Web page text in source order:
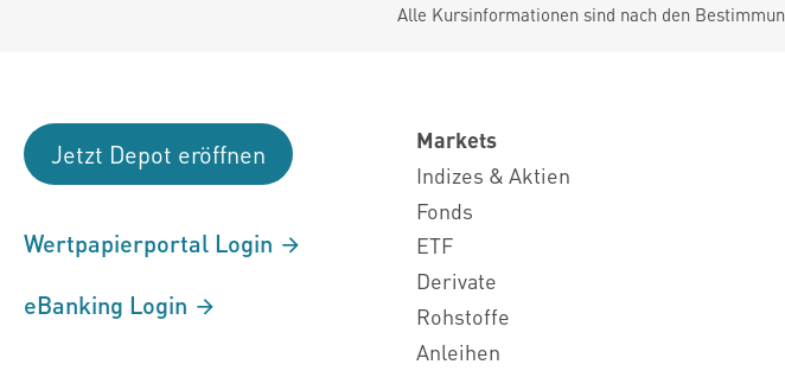
Alle Kursinformationen sind nach den
Jetzt Depot eröffnen
Wertpapierportal Login
eBanking Login
Markets
Indizes & Aktien
Fonds
ETF
Derivate
Rohstoffe
Anleihen